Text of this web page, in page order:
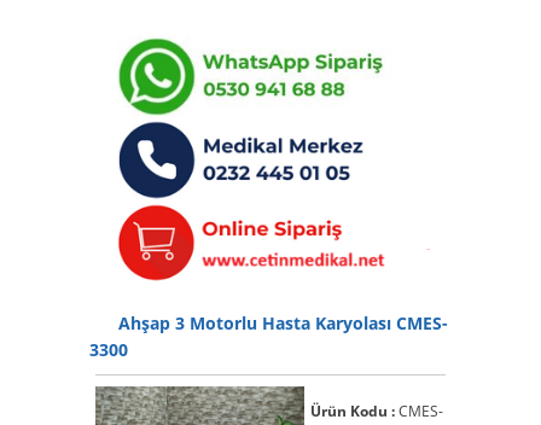
Ahşap 3 Motorlu Hasta Karyolası CMES-
3300
Ürün Kodu :CMES-